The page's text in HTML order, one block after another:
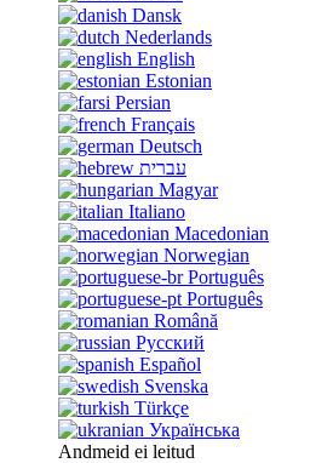
Dansk
Nederlands
English
Estonian
Persian
Français
Deutsch
עברית
Magyar
Italiano
Macedonian
Norwegian
Português
Português
Română
Русский
Español
Svenska
Türkçe
Українська
Andmeid ei leitud